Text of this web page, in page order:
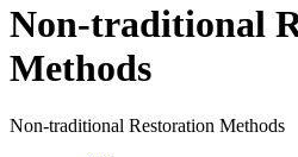
Non-traditional
Methods
Non-traditional Restoration Methods